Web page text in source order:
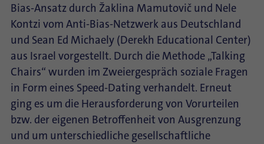
Bias-Ansatz durch Žaklina Mamutovič und Nele
Kontzi vom Anti-Bias-Netzwerk aus Deutschland
und Sean Ed Michaely (Derekh Educational Center)
aus Israel vorgestellt. Durch die Methode „Talking
Chairs“ wurden im Zweiergespräch soziale Fragen
in Form eines Speed-Dating verhandelt. Erneut
ging es um die Herausforderung von Vorurteilen
bzw. der eigenen Betroffenheit von Ausgrenzung
und um unterschiedliche gesellschaftliche